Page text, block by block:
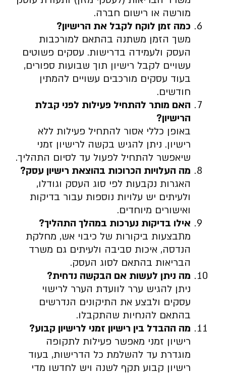
מורשה או רישום חברה.
כמה זמן לוקח לקבל את הרישיון?
משך הזמן משתנה בהתאם למורכבות
העסק ולעמידה בדרישות. עסקים פשוטים
עשויים לקבל רישיון תוך שבועות ספורים,
בעוד עסקים מורכבים עשויים להמתין
חודשים.
האם מותר להתחיל פעילות לפני קבלת
הרישיון?
באופן כללי אסור להתחיל פעילות ללא
רישיון. ניתן להגיש בקשה לרישיון זמני
שיאפשר להתחיל לפעול עד לסיום התהליך.
מה העלויות הכרוכות בהוצאת רישיון עסק?
האגרות נקבעות לפי סוג העסק וגודלו,
ולעיתים יש עלויות נוספות עבור בדיקות
ואישורים מיוחדים.
אילו בדיקות נערכות במהלך התהליך?
מתבצעות ביקורות של כיבוי אש, מחלקת
הנדסה, איכות סביבה ולעיתים גם משרד
הבריאות בהתאם לסוג העסק.
מה ניתן לעשות אם הבקשה נדחית?
ניתן להגיש ערר לוועדת הערר לרישוי
עסקים ולבצע את התיקונים הנדרשים
בהתאם להנחיות שהתקבלו.
מה ההבדל בין רישיון זמני לרישיון קבוע?
רישיון זמני מאפשר פעילות לתקופה
מוגדרת עד להשלמת כל הדרישות, בעוד
רישיון קבוע תקף לשנה ויש לחדשו מדי